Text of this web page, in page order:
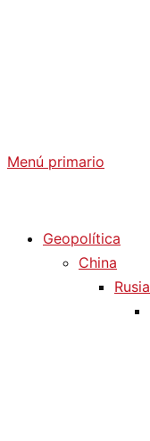
Menú primario
Geopolítica
China
Rusia